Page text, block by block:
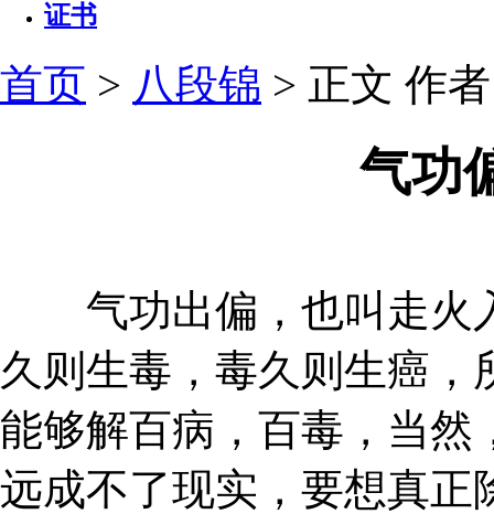
证书
首页 > 八段锦 > 正文 作
气功
气功出偏，也叫走火
久则生毒，毒久则生癌
能够解百病，百毒，当然
远成不了现实，要想真正